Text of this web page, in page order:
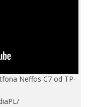
Neffos C7 od TP-